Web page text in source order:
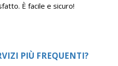
È facile e sicuro!
PIÙ FREQUENTI?